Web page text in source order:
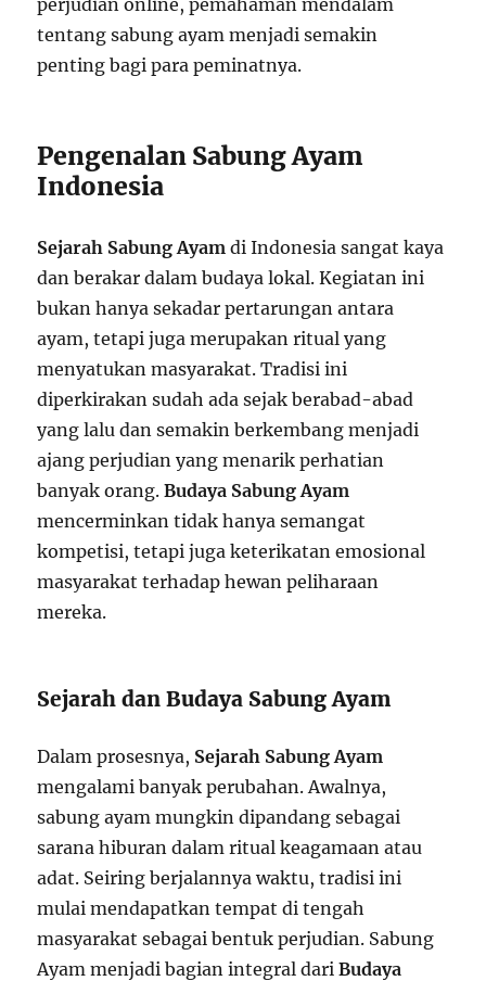
tentang sabung ayam menjadi semakin
penting bagi para peminatnya.
Pengenalan Sabung Ayam
Indonesia
Sejarah Sabung Ayam di Indonesia sangat kaya
dan berakar dalam budaya lokal. Kegiatan ini
bukan hanya sekadar pertarungan antara
ayam, tetapi juga merupakan ritual yang
menyatukan masyarakat. Tradisi ini
diperkirakan sudah ada sejak berabad-abad
yang lalu dan semakin berkembang menjadi
ajang perjudian yang menarik perhatian
banyak orang.Budaya Sabung Ayam
mencerminkan tidak hanya semangat
kompetisi, tetapi juga keterikatan emosional
masyarakat terhadap hewan peliharaan
mereka.
Sejarah dan Budaya Sabung Ayam
Dalam prosesnya, Sejarah Sabung Ayam
mengalami banyak perubahan. Awalnya,
sabung ayam mungkin dipandang sebagai
sarana hiburan dalam ritual keagamaan atau
adat. Seiring berjalannya waktu, tradisi ini
mulai mendapatkan tempat di tengah
masyarakat sebagai bentuk perjudian. Sabung
Ayam menjadi bagian integral dariBudaya